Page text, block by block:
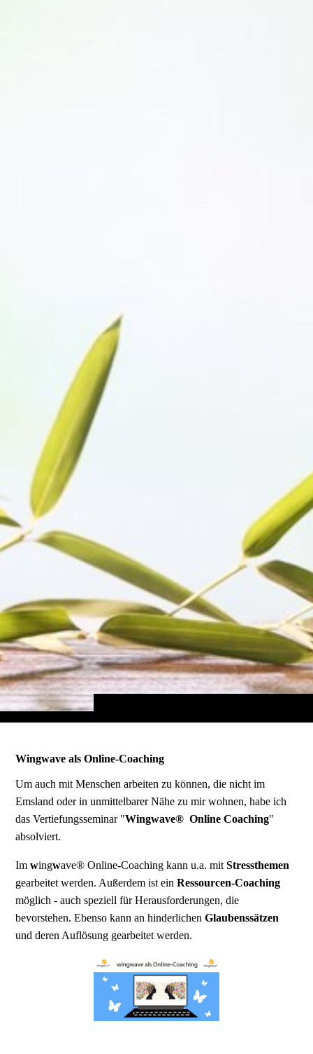
Wingwave als Online-Coaching
Um auch mit Menschen arbeiten zu können, die nicht im
Emsland oder in unmittelbarer Nähe zu mir wohnen, habe ich
das Vertiefungsseminar "Wingwave® Online Coaching"
absolviert.
Imwingwave® Online-Coaching kann u.a. mitStressthemen
gearbeitet werden. Außerdem ist einRessourcen-Coaching
möglich - auch speziell für Herausforderungen, die
bevorstehen. Ebenso kann an hinderlichenGlaubenssätzen
und deren Auflösung gearbeitet werden.